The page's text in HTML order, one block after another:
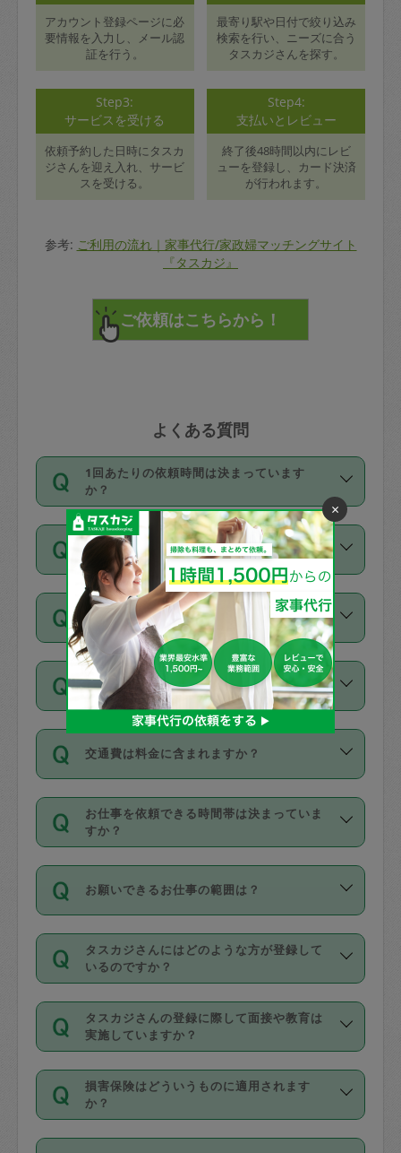
アカウント登録ページに必
要情報を入力し、メール認
証を行う。
最寄り駅や日付で絞り込み
検索を行い、ニーズに合う
タスカジさんを探す。
Step3:
サービスを受ける
依頼予約した日時にタスカ
ジさんを迎え入れ、サービ
スを受ける。
Step4:
支払いとレビュー
終了後48時間以内にレビ
ューを登録し、カード決済
が行われます。
参考: ご利用の流れ｜家事代行/家政婦マッチングサイト
『タスカジ』
よくある質問
1回あたりの依頼時間は決まっています
か？
依頼1回につき3時間固定です。3時間を
超えて依頼したい場合は、延長機能をご
利用ください。機能をご利用いただくに
は、タスカジさんに事前に相談し、合意
の上事前申請することが必要です。な
お、3時間を下回っても、値引き等はござ
いません。
価格はどうやって決まっていますか？
11種類の価格帯の中からタスカジさん自
身が価格を選んで設定しています。
タスカジさんの価格設定には最初は制限
があり、レビュー件数、レビューの平均
値、などで除々に設定可能な最高額が上
がっていく仕組みになっています。
支払い方法を教えてください
お支払方法はクレジットカード（Visa／
Master／JCB／AMERICAN EXPRESS／
Diners Club）のみとなります。
カード情報のご登録は、依頼リクエスト
を行う際にご入力ください。プロフィー
ル登録時にはご入力いただかなくても大
丈夫です。
デビットカード・プリペイドカード（Vプ
リカ、au WALLETなど）は支払にはご利
銀行振込や現金払いも対応していませ
なお、タスカジさんの交通費も、依頼料
金のご請求と合わせてお支払いとなりま
動計算で表示されます。
同じタスカジさんに定期的にお願いする場
合はお得になる？
依頼には「スポット」と「定期（毎週｜
隔週）」があり、「定期」の依頼は「ス
ポット」よりお得な料金でご利用できま
す。
定期の最低利用回数は設けていない代わ
りに、一定数を超えたキャンセルは有償
（例：毎週定期の場合は３回以上のキャ
ンセルが有償（1200円、隔週定期の場合
は２回以上のキャンセルが有償（1200
交通費は料金に含まれますか？
交通費は依頼料金とは別途発生し、依頼
料金のご請求と合わせてお支払いとなり
ます。交通費の金額は「依頼の詳細」に
お仕事を依頼できる時間帯は決まっていま
すか？
時間帯は3種類あります。いずれも１回あ
たり３時間です。
・ＡＭ ９時～１２時
・ＰＭ １３時～１６時
・夜 １８時～２１時
開始時間を２時間前後変更することが可
能です。依頼送信後、個別にタスカジさ
んにメッセージを送り調整してくださ
い。ただし、２時間を越えての調整はで
お願いできるお仕事の範囲は？
掃除、整理収納、洗濯、買い物、料理、
作り置きです。タスカジさんによってで
きる仕事の範囲が異なりますので、依頼
する前にタスカジさんのプロフィールで
確認してください。
基本的に、高所での作業や危険作業、屋
外での作業は対象外です。
タスカジさんにはどのような方が登録して
いるのですか？
主婦として長年の家事経験をお持ちの
方、栄養士・調理師といった資格者で保
育園や学校の給食やレストランで料理関
係の専門職に従事されていた方、日本で
すでにハウスキーパーや英語の先生とし
てお仕事をしているフィリピン出身の
タスカジさんの登録に際して面接や教育は
実施していますか？
応募の際に、各自事務局との面接と説明
を行っています。その後、身分証明書の
写真提出をしていただいています。外国
損害保険はどういうものに適用されます
か？
依頼者とタスカジさんとの間でタスカジ
×